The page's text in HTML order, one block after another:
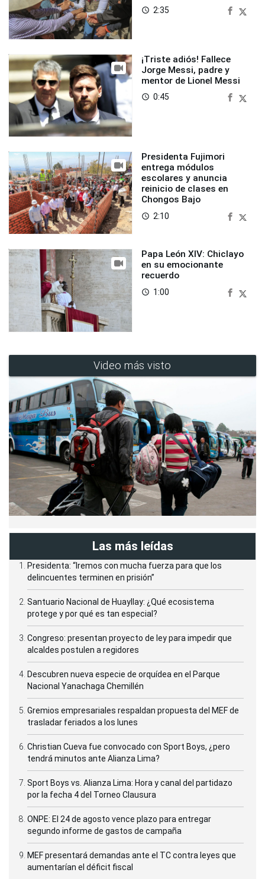
access_time 2:35
¡Triste adiós! Fallece
Jorge Messi, padre y
mentor de Lionel Messi
access_time 0:45
Presidenta Fujimori
entrega módulos
escolares y anuncia
reinicio de clases en
Chongos Bajo
access_time 2:10
Papa León XIV: Chiclayo
en su emocionante
recuerdo
access_time 1:00
Video más visto
Las más leídas
Presidenta: “Iremos con mucha fuerza para que los
delincuentes terminen en prisión”
Santuario Nacional de Huayllay: ¿Qué ecosistema
protege y por qué es tan especial?
Congreso: presentan proyecto de ley para impedir que
alcaldes postulen a regidores
Descubren nueva especie de orquídea en el Parque
Nacional Yanachaga Chemillén
Gremios empresariales respaldan propuesta del MEF de
trasladar feriados a los lunes
Christian Cueva fue convocado con Sport Boys, ¿pero
tendrá minutos ante Alianza Lima?
Sport Boys vs. Alianza Lima: Hora y canal del partidazo
por la fecha 4 del Torneo Clausura
ONPE: El 24 de agosto vence plazo para entregar
segundo informe de gastos de campaña
MEF presentará demandas ante el TC contra leyes que
aumentarían el déficit fiscal